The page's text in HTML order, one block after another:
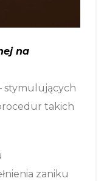
na
stymulujących
takich
zaniku